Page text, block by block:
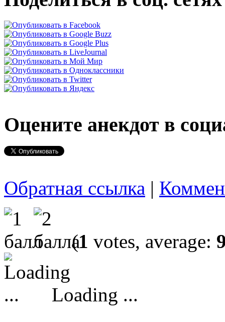
Оцените анекдот в
Обратная ссылка |
(1 votes, average:
Loading ...